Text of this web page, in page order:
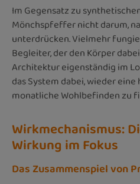
Im Gegensatz zu
Mönchspfeffer nicht darum,
unterdrücken. Vielmehr
Begleiter, der den Körper
Architektur eigenständig im
das System dabei, wieder
monatliche Wohlbefinden zu
Wirkmechanismus:
Wirkung im Fokus
Das Zusammenspiel von